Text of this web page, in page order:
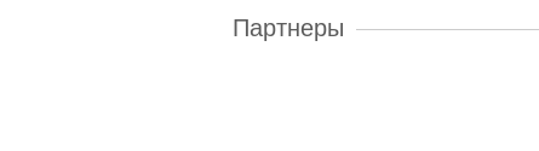
Партнеры